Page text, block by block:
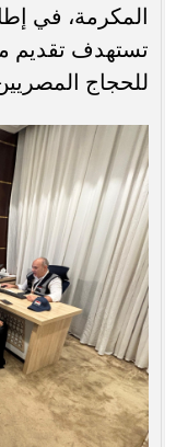
المكرمة، في
تستهدف تقديم
للحجاج